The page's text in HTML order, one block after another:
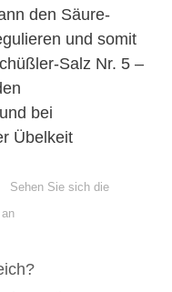
den Säure-
und somit
Salz Nr. 5 –
bei
Übelkeit
Sehen Sie sich die